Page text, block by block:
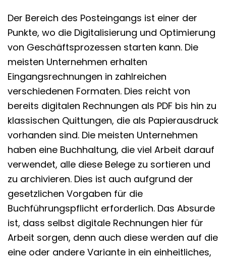
Der Bereich des Posteingangs ist einer der
Punkte, wo die Digitalisierung und Optimierung
von Geschäftsprozessen starten kann. Die
meisten Unternehmen erhalten
Eingangsrechnungen in zahlreichen
verschiedenen Formaten. Dies reicht von
bereits digitalen Rechnungen als PDF bis hin zu
klassischen Quittungen, die als Papierausdruck
vorhanden sind. Die meisten Unternehmen
haben eine Buchhaltung, die viel Arbeit darauf
verwendet, alle diese Belege zu sortieren und
zu archivieren. Dies ist auch aufgrund der
gesetzlichen Vorgaben für die
Buchführungspflicht erforderlich. Das Absurde
ist, dass selbst digitale Rechnungen hier für
Arbeit sorgen, denn auch diese werden auf die
eine oder andere Variante in ein einheitliches,